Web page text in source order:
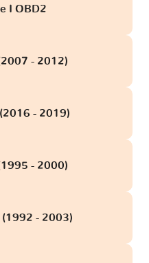
I OBD2
- 2012)
- 2019)
- 2000)
(1992 - 2003)